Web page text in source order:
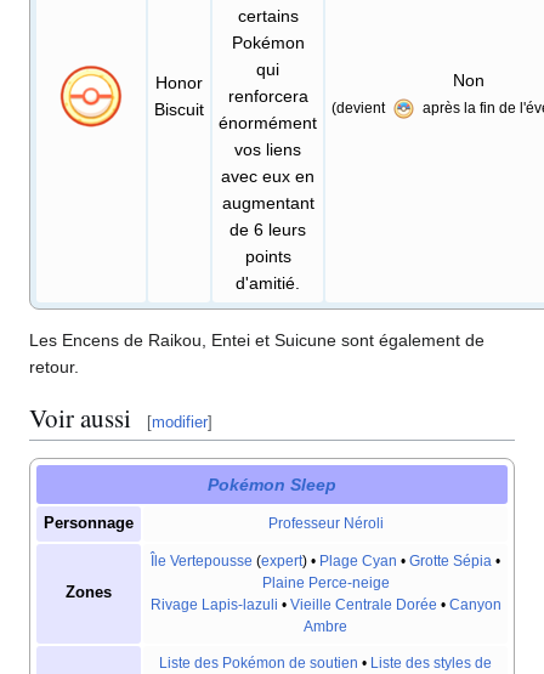
Honor
Biscuit
certains
Pokémon
qui
renforcera
énormément
vos liens
avec eux en
augmentant
de 6 leurs
points
d'amitié.
Non
(devient après la fin de
Les Encens de Raikou, Entei et Suicune sont également de
retour.
Voir aussi [modifier]
Pokémon Sleep
Personnage Professeur Néroli
Zones
Île Vertepousse (expert) • Plage Cyan • Grotte Sépia •
Plaine Perce-neige
Rivage Lapis-lazuli • Vieille Centrale Dorée • Canyon
Ambre
Liste des Pokémon de soutien • Liste des styles de